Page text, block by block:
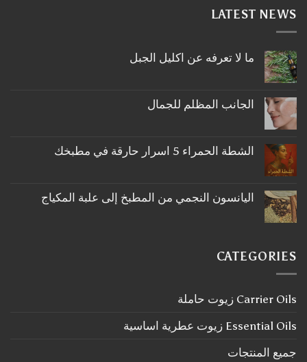
LATEST NEWS
ما لا تعرفه عن اكليل الجبل
على
ما
اكليل
الجبل
الجانب المظلم للجمال
على
الجانب
الشطة الحمراء 5 اسرار حارقة في مطبخك
على
الشطة
في
مطبخك
اليانسون النجمي من المطبخ إلى علبة المكياج
اليانسون
النجمي
علبة
المكياج
CATEGORIES
Carrier Oils زيوت حاملة
Essential Oils زيوت عطرية اساسية
جميع المنتجات